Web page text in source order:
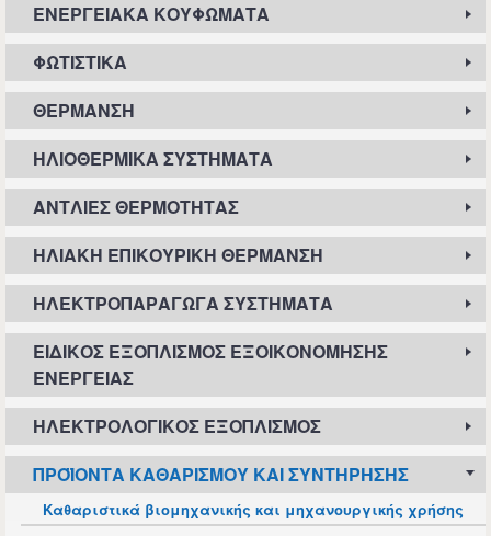
ΕΝΕΡΓΕΙΑΚΆ ΚΟΥΦΏΜΑΤΑ
ΦΩΤΙΣΤΙΚΆ
ΘΈΡΜΑΝΣΗ
ΗΛΙΟΘΕΡΜΙΚΆ ΣΥΣΤΉΜΑΤΑ
ΑΝΤΛΊΕΣ ΘΕΡΜΌΤΗΤΑΣ
ΗΛΙΑΚΉ ΕΠΙΚΟΥΡΙΚΉ ΘΈΡΜΑΝΣΗ
ΗΛΕΚΤΡΟΠΑΡΑΓΩΓΆ ΣΥΣΤΉΜΑΤΑ
ΕΙΔΙΚΌΣ ΕΞΟΠΛΙΣΜΌΣ ΕΞΟΙΚΟΝΌΜΗΣΗΣ
ΕΝΈΡΓΕΙΑΣ
ΗΛΕΚΤΡΟΛΟΓΙΚΌΣ ΕΞΟΠΛΙΣΜΌΣ
ΠΡΟΪΌΝΤΑ ΚΑΘΑΡΙΣΜΟΎ ΚΑΙ ΣΥΝΤΉΡΗΣΗΣ
Καθαριστικά βιομηχανικής και μηχανουργικής χρήσης